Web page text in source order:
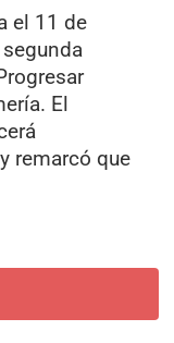
el 11 de
El
remarcó que